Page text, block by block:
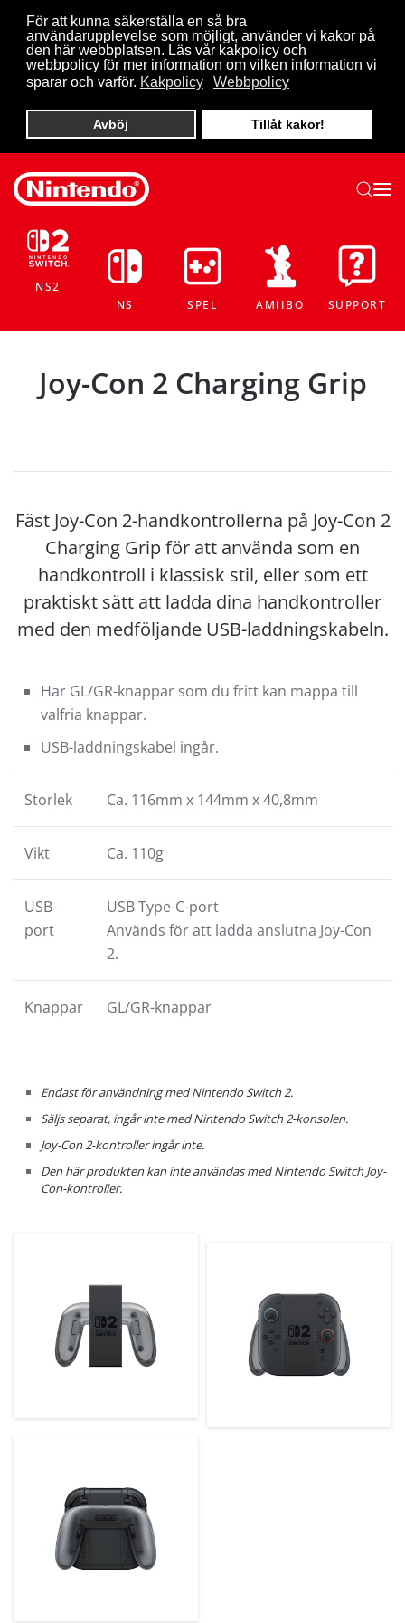
För att kunna säkerställa en så bra
användarupplevelse som möjligt, använder vi kakor på
den här webbplatsen. Läs vår kakpolicy och
webbpolicy för mer information om vilken information vi
sparar och varför. Kakpolicy Webbpolicy
Avböj Tillåt kakor!
Skip to main content
NS2
NS
SPEL AMIIBO SUPPORT
Joy-Con 2 Charging Grip
Fäst Joy-Con 2-handkontrollerna på Joy-Con 2
Charging Grip för att använda som en
handkontroll i klassisk stil, eller som ett
praktiskt sätt att ladda dina handkontroller
med den medföljande USB-laddningskabeln.
Har GL/GR-knappar som du fritt kan mappa till
valfria knappar.
USB-laddningskabel ingår.
Storlek Ca. 116mm x 144mm x 40,8mm
Vikt Ca. 110g
USB-
port
USB Type-C-port
Används för att ladda anslutna Joy-Con
2.
Knappar GL/GR-knappar
Endast för användning med Nintendo Switch 2.
Säljs separat, ingår inte med Nintendo Switch 2-konsolen.
Joy-Con 2-kontroller ingår inte.
Den här produkten kan inte användas med Nintendo Switch Joy-
Con-kontroller.